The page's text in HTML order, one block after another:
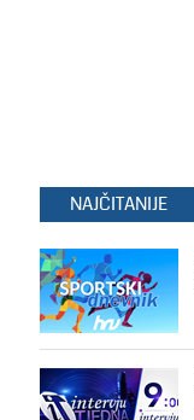
NAJČITANIJE